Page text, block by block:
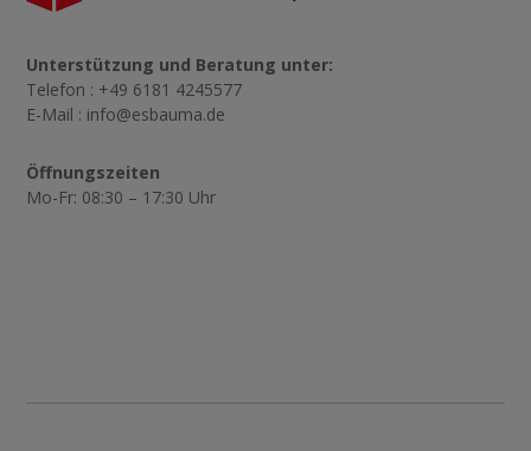
Unterstützung und Beratung unter:
Telefon : +49 6181 4245577
E-Mail : info@esbauma.de
Öffnungszeiten
Mo-Fr: 08:30 – 17:30 Uhr